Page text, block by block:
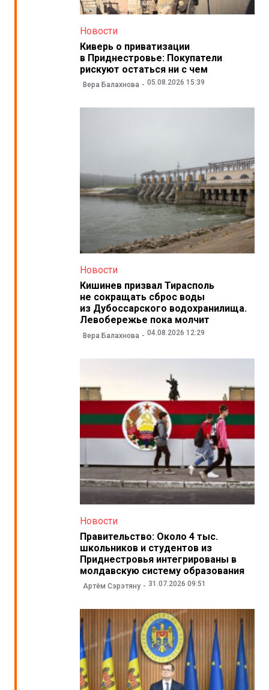
Новости
Киверь о приватизации
в Приднестровье: Покупатели
рискуют остаться ни с чем
Вера Балахнова 05.08.2026 15:39
Новости
Кишинев призвал Тирасполь
не сокращать сброс воды
из Дубоссарского водохранилища.
Левобережье пока молчит
Вера Балахнова 04.08.2026 12:29
Новости
Правительство: Около 4 тыс.
школьников и студентов из
Приднестровья интегрированы в
молдавскую систему образования
Артём Сэрэтяну 31.07.2026 09:51